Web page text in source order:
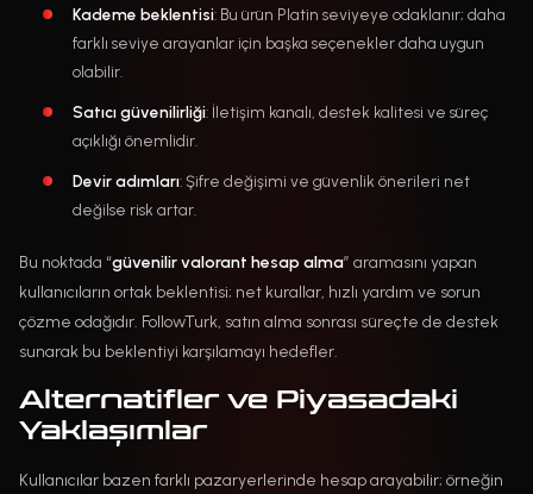
Kademe beklentisi: Bu ürün Platin seviyeye odaklanır; daha
farklı seviye arayanlar için başka seçenekler daha uygun
olabilir.
Satıcı güvenilirliği: İletişim kanalı, destek kalitesi ve süreç
açıklığı önemlidir.
Devir adımları: Şifre değişimi ve güvenlik önerileri net
değilse risk artar.
Bu noktada “güvenilir valorant hesap alma” aramasını yapan
kullanıcıların ortak beklentisi; net kurallar, hızlı yardım ve sorun
çözme odağıdır. FollowTurk, satın alma sonrası süreçte de destek
sunarak bu beklentiyi karşılamayı hedefler.
Alternatifler ve Piyasadaki
Yaklaşımlar
Kullanıcılar bazen farklı pazaryerlerinde hesap arayabilir; örneğin